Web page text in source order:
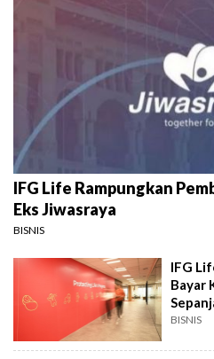
IFG Life Rampungkan
Eks Jiwasraya
BISNIS
IFG
Bayar
BISNIS